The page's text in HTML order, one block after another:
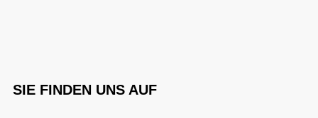
SIE FINDEN UNS AUF